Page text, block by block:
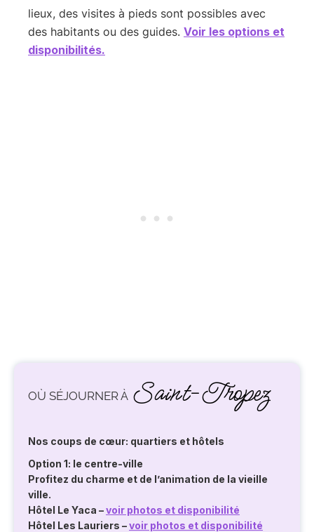
lieux, des visites à pieds sont possibles avec
des habitants ou des guides. Voir les options et
disponibilités.
OÙ SÉJOURNER À Saint-Tropez
Nos coups de cœur: quartiers et hôtels
Option 1: le centre-ville
Profitez du charme et de l’animation de la vieille
ville.
Hôtel Le Yaca –voir photos et disponibilité
Hôtel Les Lauriers –voir photos et disponibilité